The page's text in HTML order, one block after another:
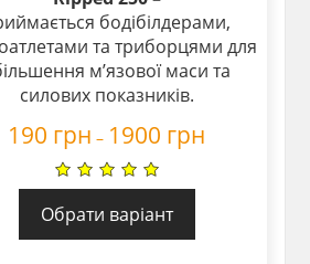
бодібілдерами,
та триборцями для
м’язової маси та
силових показників.
190 грн – 1900 грн
Обрати варіант